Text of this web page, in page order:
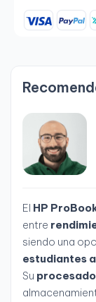
El HP
entre
siendo una
estudiantes
Su